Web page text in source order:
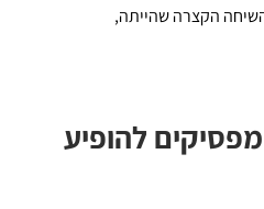
הקצרה שהייתה,
להופיע